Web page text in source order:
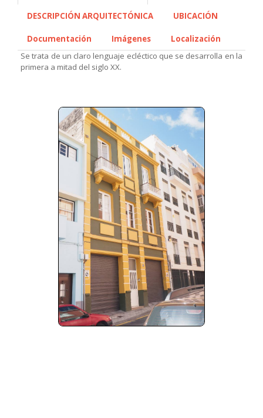
DESCRIPCIÓN ARQUITECTÓNICA UBICACIÓN
Documentación Imágenes
Localización
Se trata de un claro lenguaje ecléctico que se desarrolla en la
primera a mitad del siglo XX.